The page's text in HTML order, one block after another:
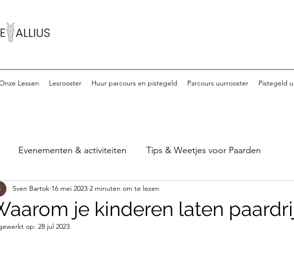
Lessen Lesrooster Huur parcours en pistegeld Parcours uurrooster Pistegeld
Evenementen & activiteiten Tips & Weetjes voor Paarden
Oefenparcours Tornooi van Haspengouw - 2023
en kalender Clubkledij & kalender
je kinderen laten
Sven Bartok 16 mei 2023 2 minuten om te lezen
op: 28 jul 2023